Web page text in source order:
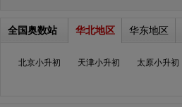
全国奥数站 华北地区 华东地区
北京小升初 天津小升初 太原小升初